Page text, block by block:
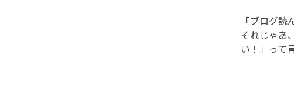
「ブログ
それじゃあ
い！」って